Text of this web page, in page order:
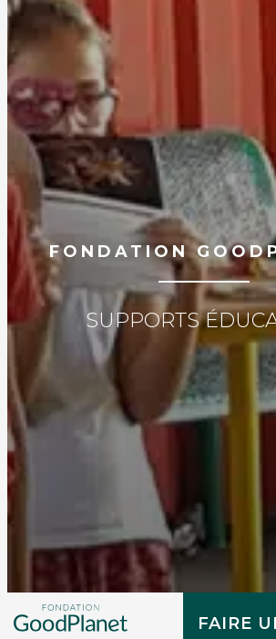
FAIRE
FONDATION
SUPPORTS